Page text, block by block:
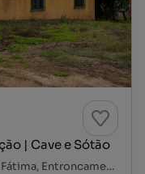
| Cave e Sótão
Foros da Lameira, Nossa Senhora de Fátima, Entroncamento, Santarém